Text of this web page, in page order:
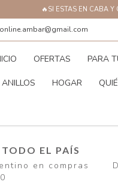
🔥SI ESTAS EN CABA
OFERTAS PARA
ANILLOS HOGAR
EL PAÍS
en compras